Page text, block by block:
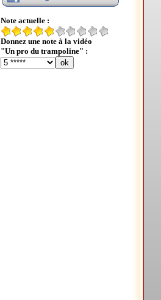
Note actuelle :
Donnez une note à la vidéo
"Un pro du trampoline" :